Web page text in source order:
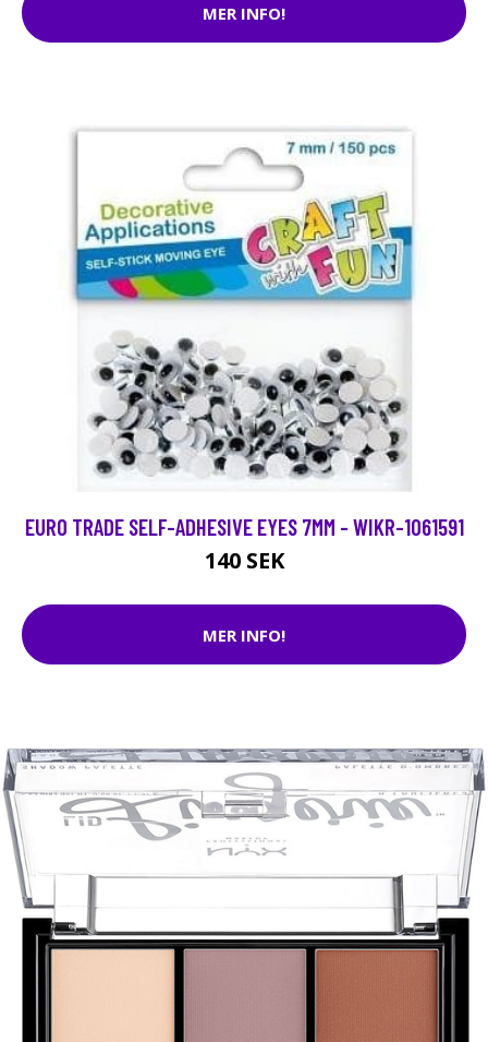
MER INFO!
EURO TRADE SELF-ADHESIVE EYES 7MM - WIKR-1061591
140 SEK
MER INFO!